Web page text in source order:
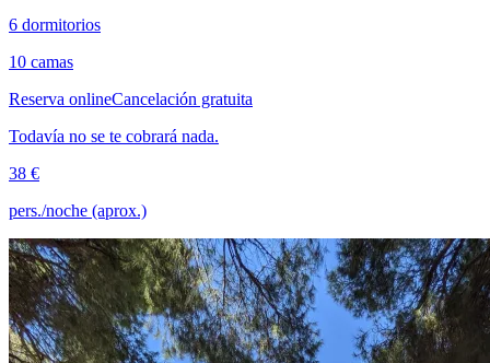
6 dormitorios
10 camas
Reserva onlineCancelación gratuita
Todavía no se te cobrará nada.
38 €
pers./noche (aprox.)